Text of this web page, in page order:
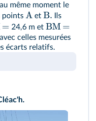
même moment le
points A et B. Ils
= 24,6 m et BM =
celles mesurées
écarts relatifs.